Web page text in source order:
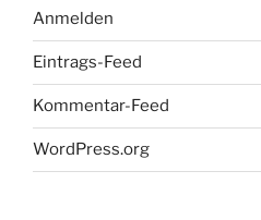
Anmelden
Eintrags-Feed
Kommentar-Feed
WordPress.org